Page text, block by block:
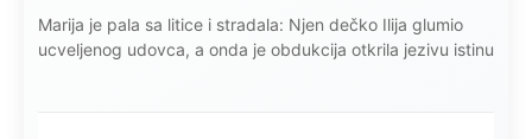
Marija je pala sa litice i stradala: Njen dečko Ilija glumio
ucveljenog udovca, a onda je obdukcija otkrila jezivu istinu